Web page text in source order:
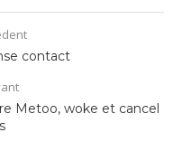
contact
Metoo, woke et cancel